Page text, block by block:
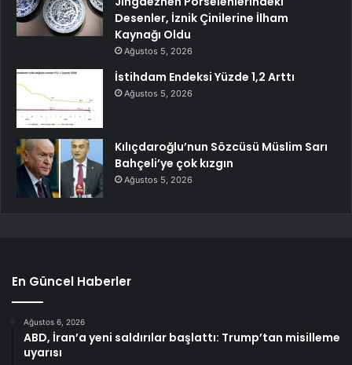
Desenler, İznik Çinilerine İlham
Kaynağı Oldu
Ağustos 5, 2026
İstihdam Endeksi Yüzde 1,2 Arttı
Ağustos 5, 2026
Kılıçdaroğlu’nun Sözcüsü Müslim Sarı
Bahçeli’ye çok kızgın
Ağustos 5, 2026
En Güncel Haberler
Ağustos 6, 2026
ABD, İran’a yeni saldırılar başlattı: Trump’tan misilleme
uyarısı